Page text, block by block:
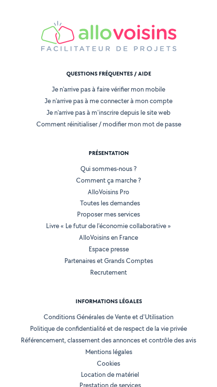
QUESTIONS FRÉQUENTES / AIDE
Je n'arrive pas à faire vérifier mon mobile
Je n'arrive pas à me connecter à mon compte
Je n'arrive pas à m'inscrire depuis le site web
Comment réinitialiser / modifier mon mot de passe
PRÉSENTATION
Qui sommes-nous ?
Comment ça marche ?
AlloVoisins Pro
Toutes les demandes
Proposer mes services
Livre « Le futur de l'économie collaborative »
AlloVoisins en France
Espace presse
Partenaires et Grands Comptes
Recrutement
INFORMATIONS LÉGALES
Conditions Générales de Vente et d'Utilisation
Politique de confidentialité et de respect de la vie privée
Référencement, classement des annonces et contrôle des avis
Mentions légales
Cookies
Location de matériel
Prestation de services